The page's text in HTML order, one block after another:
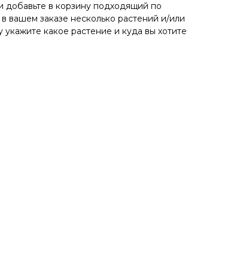
добавьте в корзину подходящий по
вашем заказе несколько растений и/или
какое растение и куда вы хотите